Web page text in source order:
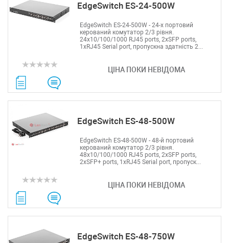
EdgeSwitch ES-24-500W
ЦІНА ПОКИ НЕВІДОМА
EdgeSwitch ES-24-500W - 24-х портовий
керований комутатор 2/3 рівня.
24x10/100/1000 RJ45 ports, 2xSFP ports,
1xRJ45 Serial port, пропускна здатність 2...
EdgeSwitch ES-48-500W
ЦІНА ПОКИ НЕВІДОМА
EdgeSwitch ES-48-500W - 48-й портовий
керований комутатор 2/3 рівня.
48x10/100/1000 RJ45 ports, 2xSFP ports,
2хSFP+ ports, 1xRJ45 Serial port, пропуск...
EdgeSwitch ES-48-750W